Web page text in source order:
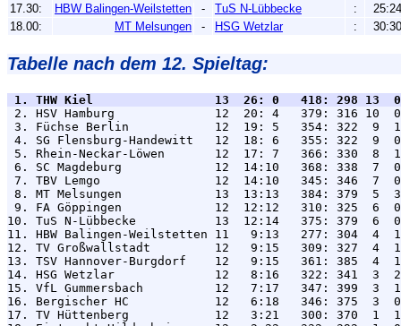
17.30:
HBW Balingen-Weilstetten - TuS N-Lübbecke :
25:24
18.00:
MT Melsungen - HSG Wetzlar : 30:30
Tabelle nach dem 12. Spieltag:
1. THW Kiel                 13  26: 0   418: 298 13
2. HSV Hamburg              12  20: 4   379: 316 10
3. Füchse Berlin            12  19: 5   354: 322  9
4. SG Flensburg-Handewitt   12  18: 6   355: 322  9
5. Rhein-Neckar-Löwen       12  17: 7   366: 330  8
6. SC Magdeburg             12  14:10   368: 338  7
7. TBV Lemgo                12  14:10   345: 346  7
8. MT Melsungen             13  13:13   384: 379  5
9. FA Göppingen             12  12:12   310: 325  6
10. TuS N-Lübbecke           13  12:14   375: 379  6
11. HBW Balingen-Weilstetten 11   9:13   277: 304  4
12. TV Großwallstadt         12   9:15   309: 327  4
13. TSV Hannover-Burgdorf    12   9:15   361: 385  4
14. HSG Wetzlar              12   8:16   322: 341  3
15. VfL Gummersbach          12   7:17   347: 399  3
16. Bergischer HC            12   6:18   346: 375  3
17. TV Hüttenberg            12   3:21   300: 370  1